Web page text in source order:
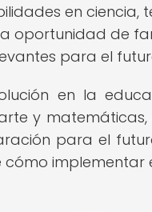
en ciencia,
oportunidad de
para el
en la
y
para el
implementar